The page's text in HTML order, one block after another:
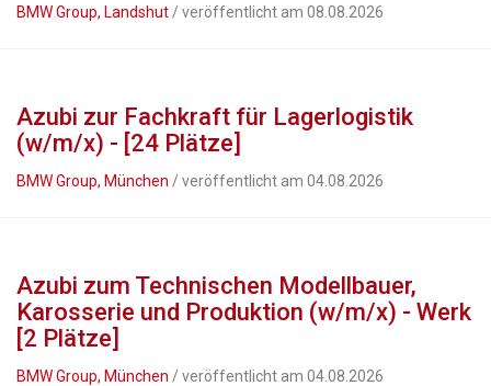
BMW Group, Landshut / veröffentlicht am 08.08.2026
Azubi zur Fachkraft für Lagerlogistik
(w/m/x) - [24 Plätze]
BMW Group, München / veröffentlicht am 04.08.2026
Azubi zum Technischen Modellbauer,
Karosserie und Produktion (w/m/x) - Werk
[2 Plätze]
BMW Group, München / veröffentlicht am 04.08.2026